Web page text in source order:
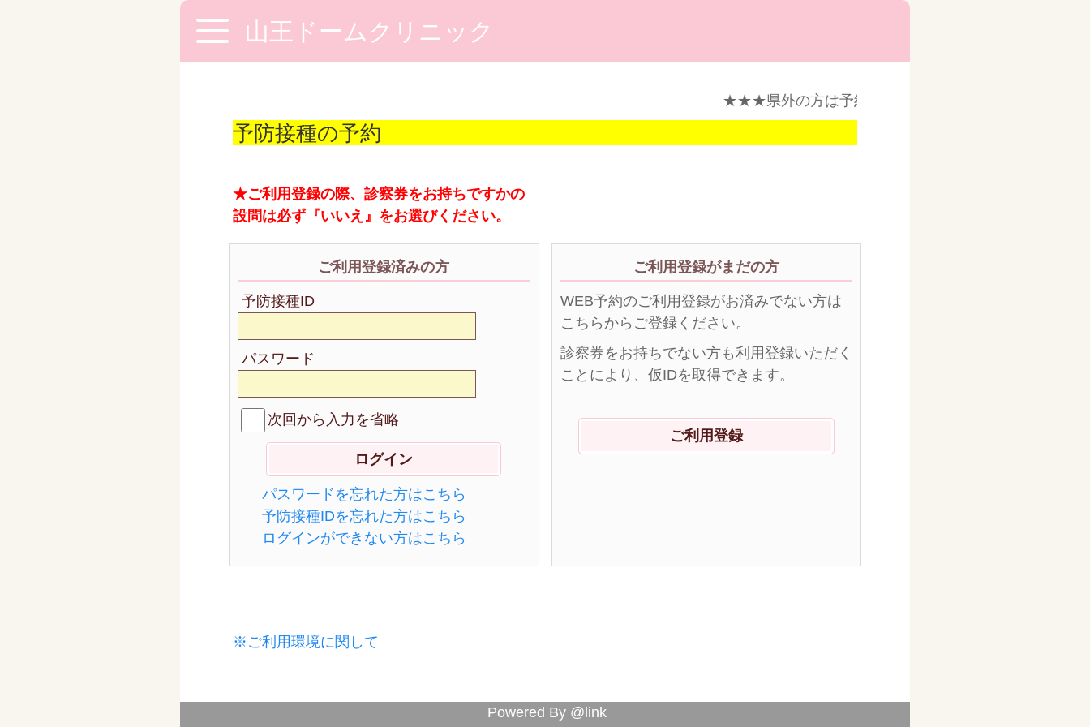
山王ドームクリニック
★★★県外の方は予約をお受けできませんのでご了承
予防接種の予約
★ご利用登録の際、診察券をお持ちですかの
設問は必ず『いいえ』をお選びください。
ご利用登録済みの方
予防接種ID
パスワード
次回から入力を省略
パスワードを忘れた方はこちら
予防接種IDを忘れた方はこちら
ログインができない方はこちら
ご利用登録がまだの方
WEB予約のご利用登録がお済みでない方は
こちらからご登録ください。
診察券をお持ちでない方も利用登録いただく
ことにより、仮IDを取得できます。
ご利用登録
※ご利用環境に関して
Powered By @link